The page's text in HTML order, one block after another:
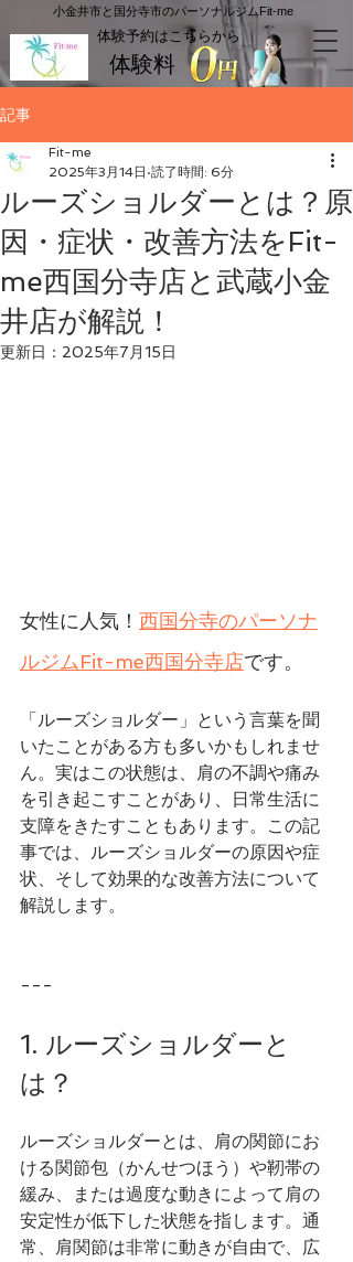
​体験予約はこちらから
体験料
​小金井市と国分寺市のパーソナルジムFit-me
記事
ルーズショルダーとは？原
因・症状・改善方法をFit-
me西国分寺店と武蔵小金
井店が解説！
Fit-me
2025年3月14日 読了時間: 6分
更新日： 2025年7月15日
女性に人気！ 西国分寺のパーソナ
ルジムFit-me西国分寺店です。
「ルーズショルダー」という言葉を聞
いたことがある方も多いかもしれませ
ん。実はこの状態は、肩の不調や痛み
を引き起こすことがあり、日常生活に
支障をきたすこともあります。この記
事では、ルーズショルダーの原因や症
状、そして効果的な改善方法について
解説します。
---
1. ルーズショルダーと
は？
ルーズショルダーとは、肩の関節にお
ける関節包（かんせつほう）や靭帯の
緩み、または過度な動きによって肩の
安定性が低下した状態を指します。通
常、肩関節は非常に動きが自由で、広